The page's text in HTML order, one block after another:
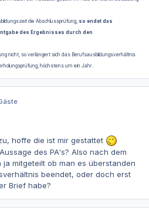
die Abschlussprüfung, so endet das
des Ergebnisses durch den
nicht, so verlängert sich das Berufsausbildungsverhältnis
höchstens um ein Jahr.
hoffe die ist mir gestattet
des PA's? Also nach dem
mitgeteilt ob man es überstanden
beendet, oder doch erst
Brief habe?